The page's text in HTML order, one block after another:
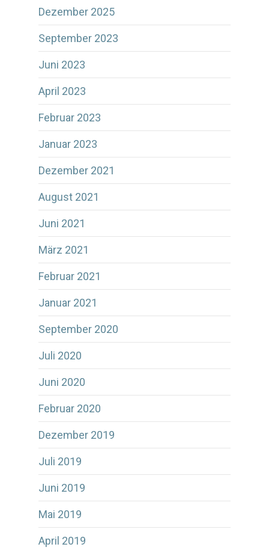
Dezember 2025
September 2023
Juni 2023
April 2023
Februar 2023
Januar 2023
Dezember 2021
August 2021
Juni 2021
März 2021
Februar 2021
Januar 2021
September 2020
Juli 2020
Juni 2020
Februar 2020
Dezember 2019
Juli 2019
Juni 2019
Mai 2019
April 2019